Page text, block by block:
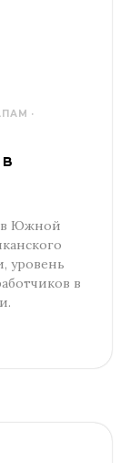
в Южной
уровень
в